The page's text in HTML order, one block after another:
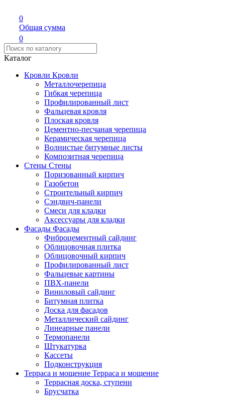
0
Общая сумма
0
Каталог
Кровли Кровли
Металлочерепица
Гибкая черепица
Профилированный лист
Фальцевая кровля
Плоская кровля
Цементно-песчаная черепица
Керамическая черепица
Волнистые битумные листы
Композитная черепица
Стены Стены
Поризованный кирпич
Газобетон
Строительный кирпич
Сэндвич-панели
Смеси для кладки
Аксессуары для кладки
Фасады Фасады
Фиброцементный сайдинг
Облицовочная плитка
Облицовочный кирпич
Профилированный лист
Фальцевые картины
ПВХ-панели
Виниловый сайдинг
Битумная плитка
Доска для фасадов
Металлический сайдинг
Линеарные панели
Термопанели
Штукатурка
Кассеты
Подконструкция
Терраса и мощение Терраса и мощение
Террасная доска, ступени
Брусчатка